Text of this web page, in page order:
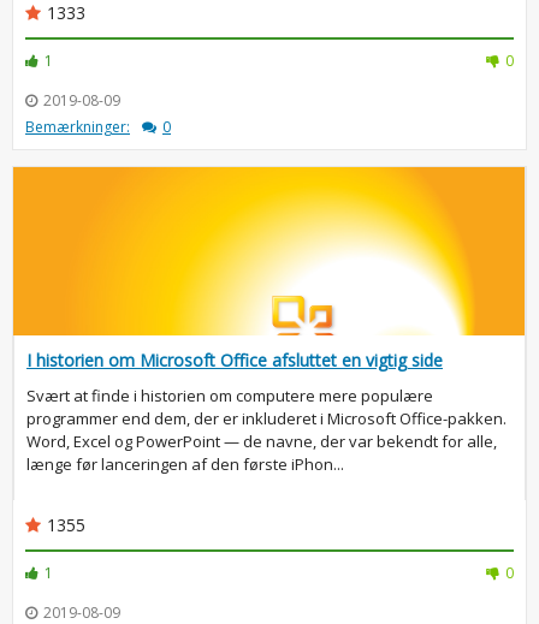
1333
1
0
2019-08-09
Bemærkninger:
0
I historien om Microsoft Office afsluttet en vigtig side
Svært at finde i historien om computere mere populære
programmer end dem, der er inkluderet i Microsoft Office-pakken.
Word, Excel og PowerPoint — de navne, der var bekendt for alle,
længe før lanceringen af den første iPhon...
1355
1
0
2019-08-09